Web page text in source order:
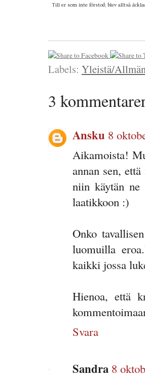
Till er som inte förstod; blev alltså
Labels: Yleistä/
3
Ansku 8
Aikamoista!
annan sen,
niin käytän ne
laatikkoon :)
Onko
luomuilla
kaikki jossa
Hienoa, että
Svara
Sandra 8